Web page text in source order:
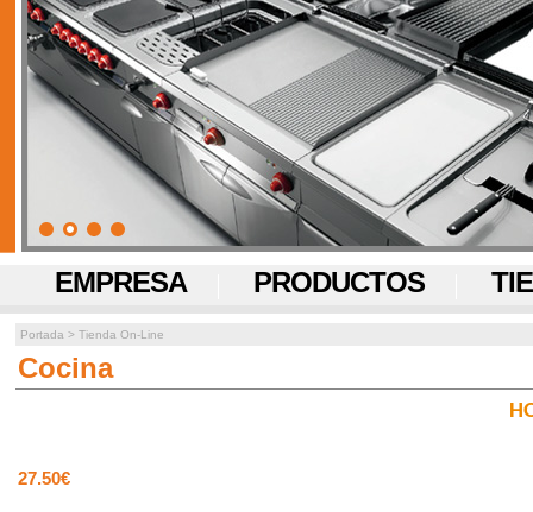
EMPRESA PRODUCTOS
Portada > Tienda On-Line
Cocina
27.50€